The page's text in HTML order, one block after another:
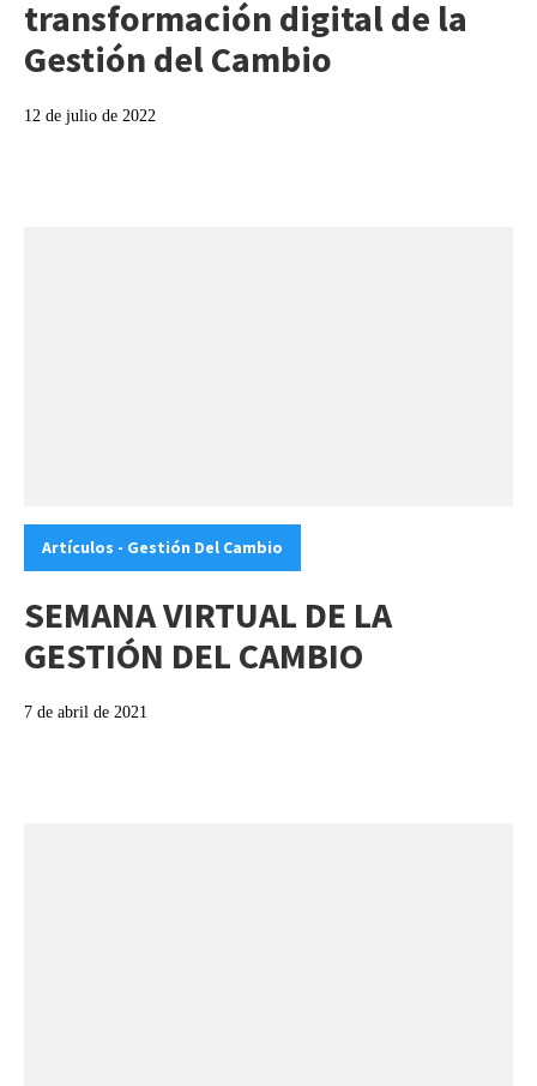
transformación digital de la
Gestión del Cambio
12 de julio de 2022
Categories:
Artículos - Gestión Del Cambio
SEMANA VIRTUAL DE LA
GESTIÓN DEL CAMBIO
7 de abril de 2021